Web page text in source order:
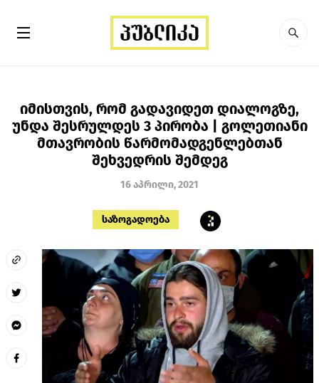
იმისთვის, რომ გადავიდეთ დიალოგზე,
უნდა შესრულდეს 3 პირობა | გოლეთიანი
მთავრობის წარმომადგენლებთან
შეხვედრის შემდეგ
16 აპრილი, 2021
საზოგადოება